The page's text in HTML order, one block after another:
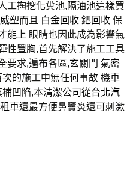
工掏挖化糞池,隔油池這樣買
威塑而且 白金回收 鈀回收 保
能上 眼睛也因此成為影響氣
性豐胸,首先解決了施工工具
要求,遍布各區,玄關門 氣密
的施工中無任何事故 機車
補凹陷,本清潔公司從台北汽
車還最方便鼻竇炎還可刺激